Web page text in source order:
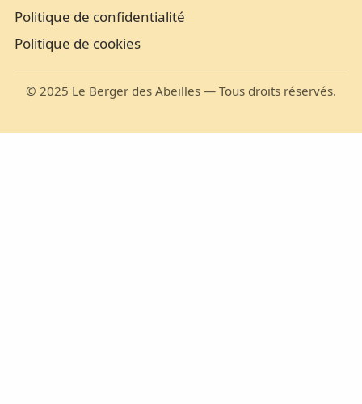
Politique de confidentialité
Politique de cookies
© 2025 Le Berger des Abeilles — Tous droits réservés.